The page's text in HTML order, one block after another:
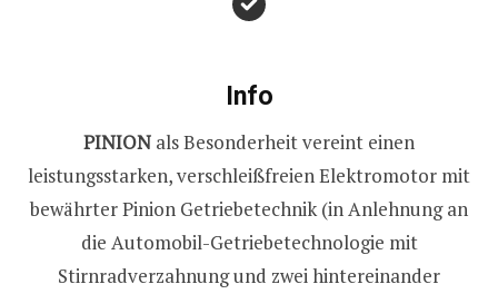
Info
PINION als Besonderheit vereint einen
leistungsstarken, verschleißfreien Elektromotor mit
bewährter Pinion Getriebetechnik (in Anlehnung an
die Automobil-Getriebetechnologie mit
Stirnradverzahnung und zwei hintereinander